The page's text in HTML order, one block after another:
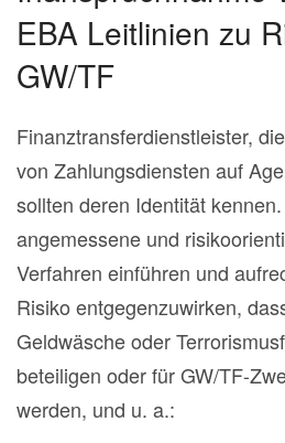
EBA Leitlinien zu
GW/TF
Finanztransferdienstleister,
von Zahlungsdiensten auf
sollten deren Identität
angemessene und
Verfahren einführen und
Risiko entgegenzuwirken,
Geldwäsche oder
beteiligen oder für GW/TF-
werden, und u. a.: